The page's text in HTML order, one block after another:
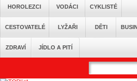
HOROLEZCI VODÁCI CYKLISTÉ
CESTOVATELÉ LYŽAŘI DĚTI
ZDRAVÍ JÍDLO A PITÍ